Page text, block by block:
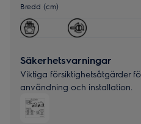
Bredd (cm)
Säkerhetsvarningar
Viktiga försiktighetsåtgärder
användning och installation.